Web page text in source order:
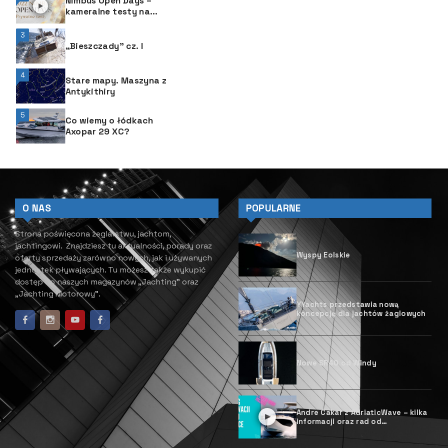
jachtu Pucharu Ameryki
kameralne testy na
wodzie to od jakiegoś
czasu niebywała atrakcja
3
„Bieszczady” cz. I
4
Stare mapy. Maszyna z
Antykithiry
5
Co wiemy o łódkach
Axopar 29 XC?
O NAS
Strona poświęcona żeglarstwu, jachtom,
jachtingowi. Znajdziesz tu aktualności, porady oraz
oferty sprzedaży zarówno nowych, jak i używanych
jednostek pływających. ​ Tu możesz także wykupić
dostęp do naszych magazynów „Jachting” oraz
„Jachting Motorowy”.
POPULARNE
Wyspy Eolskie
YYachts przedstawia nową
koncepcję dla jachtów żaglowych
Nowe SR40 od Windy
Andre Cakar z AdriaticWave – kilka
informacji oraz rad od